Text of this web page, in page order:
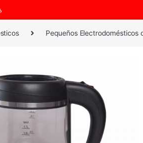
Pequeños Electrodomésticos